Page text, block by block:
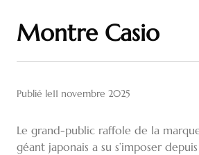
Montre Casio
Publié le11 novembre 2025
Le grand-public raffole de la
géant japonais a su s’imposer